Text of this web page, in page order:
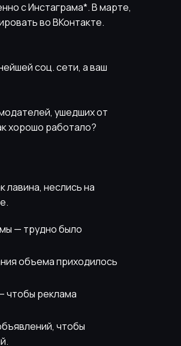
с Инстаграма*. В марте,
во ВКонтакте.
соц. сети, а ваш
ушедших от
хорошо работало?
лавина, неслись на
— трудно было
объема приходилось
чтобы реклама
чтобы